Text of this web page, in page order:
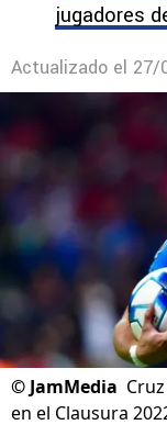
jugadores
Actualizado el 27/
©JamMedia
en el Clausura